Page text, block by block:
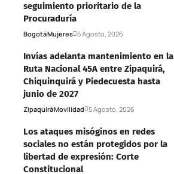
seguimiento prioritario de la
Procuraduría
BogotáMujeres 5 Agosto, 2026
Invías adelanta mantenimiento en la
Ruta Nacional 45A entre Zipaquirá,
Chiquinquirá y Piedecuesta hasta
junio de 2027
ZipaquiráMovilidad 5 Agosto, 2026
Los ataques misóginos en redes
sociales no están protegidos por la
libertad de expresión: Corte
Constitucional